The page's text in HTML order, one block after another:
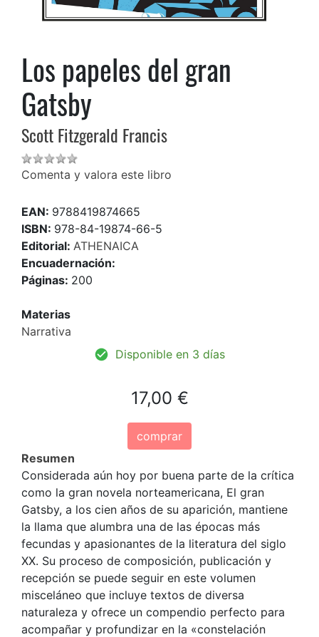
Los papeles del gran
Gatsby
Scott Fitzgerald Francis
Comenta y valora este libro
EAN: 9788419874665
ISBN: 978-84-19874-66-5
Editorial: ATHENAICA
Encuadernación:
Páginas: 200
Materias
Narrativa
Disponible en 3 días
17,00 €
comprar
Resumen
Considerada aún hoy por buena parte de la crítica
como la gran novela norteamericana, El gran
Gatsby, a los cien años de su aparición, mantiene
la llama que alumbra una de las épocas más
fecundas y apasionantes de la literatura del siglo
XX. Su proceso de composición, publicación y
recepción se puede seguir en este volumen
misceláneo que incluye textos de diversa
naturaleza y ofrece un compendio perfecto para
acompañar y profundizar en la «constelación